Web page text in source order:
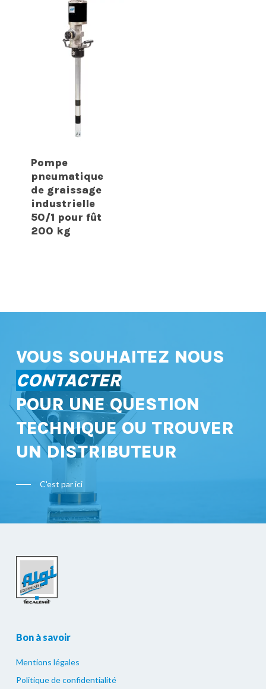
Pompe
pneumatique
de graissage
industrielle
50/1 pour fût
200 kg
VOUS SOUHAITEZ NOUS
CONTACTER
POUR UNE QUESTION
TECHNIQUE OU TROUVER
UN DISTRIBUTEUR
C'est par ici
Bon à savoir
Mentions légales
Politique de confidentialité